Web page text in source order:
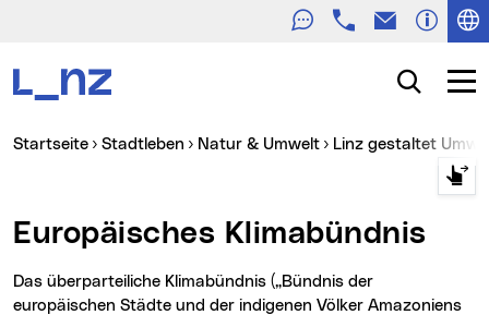
TelefonE-Mail
Suche
Sie sind hier:
Startseite Stadtleben Natur & Umwelt Linz gestaltet
Europäisches Klimabündnis
Das überparteiliche Klimabündnis („Bündnis der
europäischen Städte und der indigenen Völker Amazoniens